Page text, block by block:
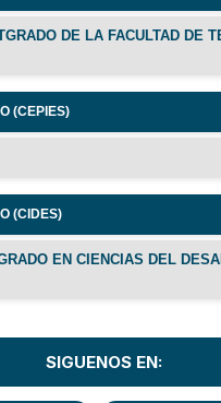
DE LA FACULTAD DE
(CEPIES)
(CIDES)
EN CIENCIAS DEL
SIGUENOS EN: